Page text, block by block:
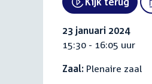
External
23 januari 2024
15:30 - 16:05 uur
Zaal: Plenaire zaal